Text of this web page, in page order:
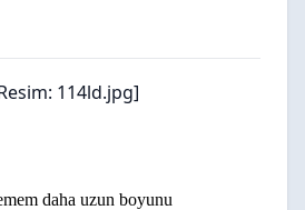
daha uzun boyunu